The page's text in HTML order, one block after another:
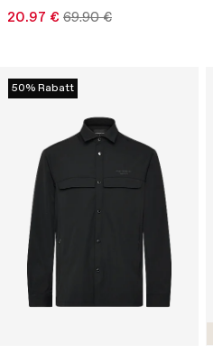
20.97 € 69.90 €
50% Rabatt